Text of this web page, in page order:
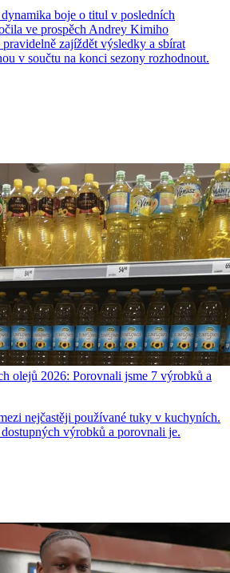
boje o titul v posledních
ve prospěch Andrey Kimiho
zajíždět výsledky a sbírat
v součtu na konci sezony rozhodnout.
olejů 2026: Porovnali jsme 7 výrobků a
nejčastěji používané tuky v kuchyních.
výrobků a porovnali je.